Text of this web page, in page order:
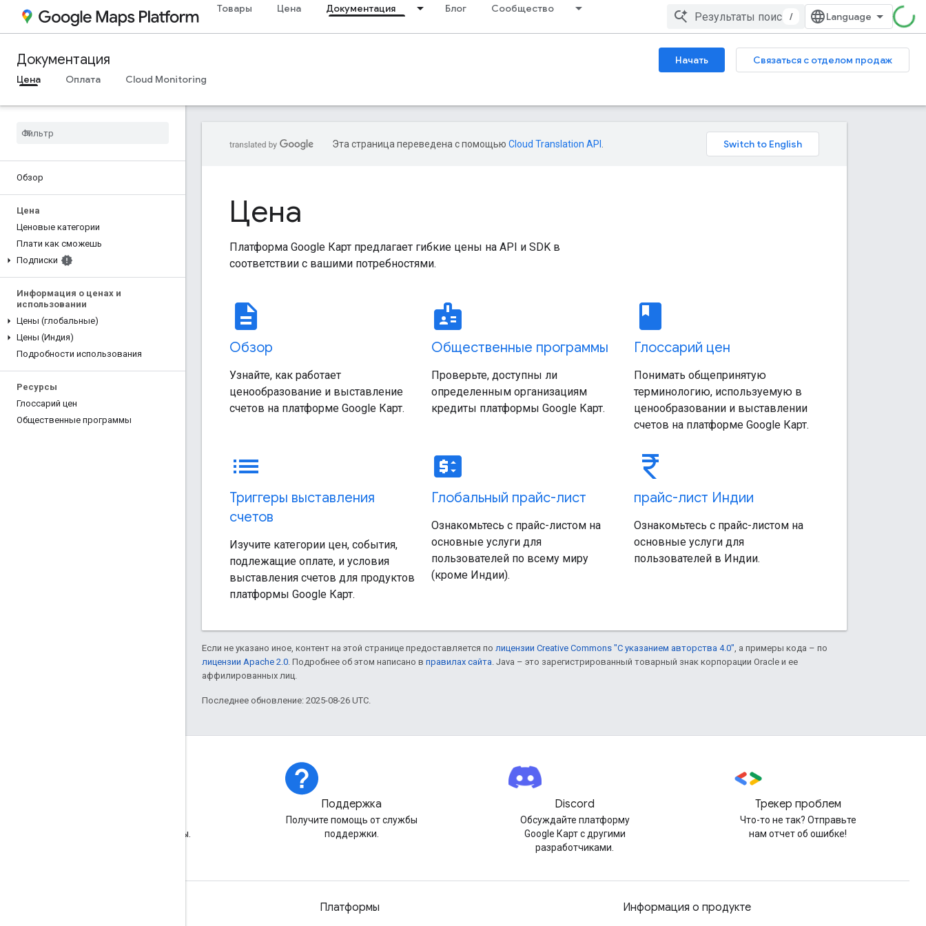
Товары Цена Документация Блог Сообщество
/
Документация Начать
Связаться с отделом продаж
Цена
Оплата Cloud Monitoring
Обзор
Цена
Ценовые категории
Плати как сможешь
Подписки
Информация о ценах и
использовании
Цены (глобальные)
Цены (Индия)
Подробности использования
Ресурсы
Глоссарий цен
Общественные программы
Эта страница переведена с помощью Cloud Translation API
Цена
Платформа Google Карт предлагает гибкие цены на API и SDK в
соответствии с вашими потребностями.
description
Обзор
Узнайте, как работает
ценообразование и выставление
счетов на платформе Google Карт.
badge
Общественные программы
Проверьте, доступны ли
определенным организациям
кредиты платформы Google Карт.
book
Глоссарий цен
Понимать общепринятую
терминологию, используемую в
ценообразовании и выставлении
счетов на платформе Google Карт.
list
Триггеры выставления
счетов
Изучите категории цен, события,
подлежащие оплате, и условия
выставления счетов для продуктов
платформы Google Карт.
price_change
Глобальный прайс-лист
Ознакомьтесь с прайс-листом на
основные услуги для
пользователей по всему миру
(кроме Индии).
currency_rupee
прайс-лист Индии
Ознакомьтесь с прайс-листом на
основные услуги для
пользователей в Индии.
Если не указано иное, контент на этой странице предоставляется по лицензии Creative Commons "С указанием авторства 4.0", а примеры кода – по
лицензии Apache 2.0. Подробнее об этом написано в правилах сайта. Java – это зарегистрированный товарный знак корпорации Oracle и ее
аффилированных лиц.
Последнее обновление: 2025-08-26 UTC.
сбоях в работе платформы.
Поддержка
Получите помощь от службы
поддержки.
Discord
Обсуждайте платформу
Google Карт с другими
разработчиками.
Трекер проблем
Что-то не так? Отправьте
нам отчет об ошибке!
Платформы Информация о продукте